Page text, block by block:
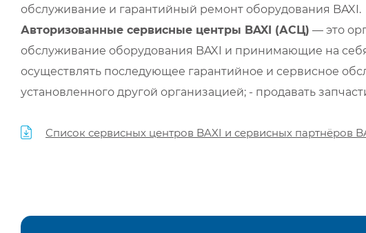
обслуживание и гарантийный ремонт оборудования BAXI.
Авторизованные сервисные центры BAXI (АСЦ) — это
обслуживание оборудования BAXI и принимающие на
осуществлять последующее гарантийное и сервисное
установленного другой организацией; - продавать
Список сервисных центров BAXI и сервисных партнёров